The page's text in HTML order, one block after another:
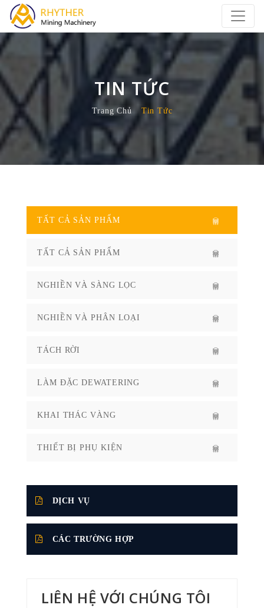
TIN TỨC
Trang Chủ Tin Tức
TẤT CẢ SẢN PHẨM
TẤT CẢ SẢN PHẨM
NGHIỀN VÀ SÀNG LỌC
NGHIỀN VÀ PHÂN LOẠI
TÁCH RỜI
LÀM ĐẶC DEWATERING
KHAI THÁC VÀNG
THIẾT BỊ PHỤ KIỆN
DỊCH VỤ
CÁC TRƯỜNG HỢP
LIÊN HỆ VỚI CHÚNG TÔI